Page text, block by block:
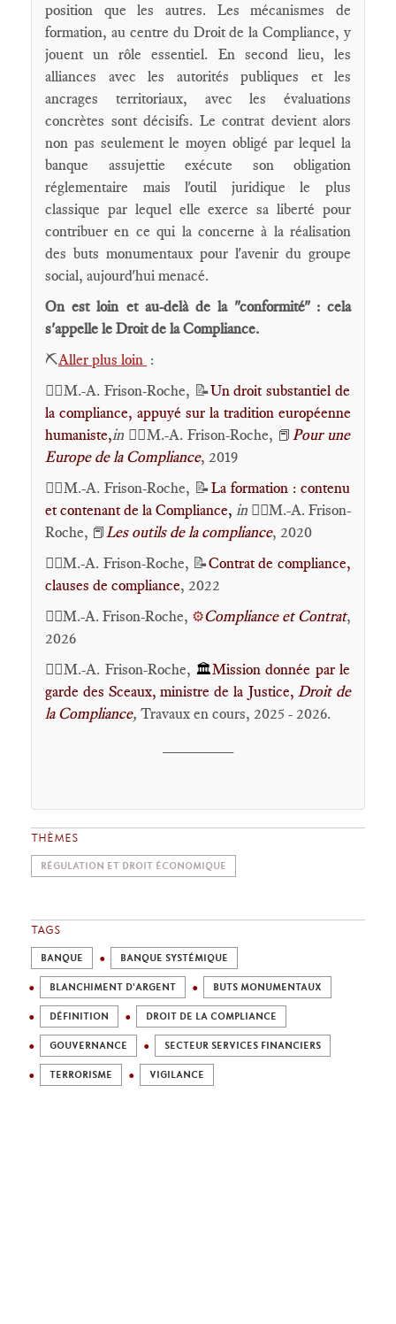
position que les autres. Les mécanismes de
formation, au centre du Droit de la Compliance, y
jouent un rôle essentiel. En second lieu, les
alliances avec les autorités publiques et les
ancrages territoriaux, avec les évaluations
concrètes sont décisifs. Le contrat devient alors
non pas seulement le moyen obligé par lequel la
banque assujettie exécute son obligation
réglementaire mais l'outil juridique le plus
classique par lequel elle exerce sa liberté pour
contribuer en ce qui la concerne à la réalisation
des buts monumentaux pour l'avenir du groupe
social, aujourd'hui menacé.
On est loin et au-delà de la "conformité" : cela
s'appelle le Droit de la Compliance.
⛏️Aller plus loin :
🕴🏻M.-A. Frison-Roche, 📝Un droit substantiel de
la compliance, appuyé sur la tradition européenne
humaniste,in 🕴🏻M.-A. Frison-Roche, 📕 Pour une
Europe de la Compliance, 2019
🕴🏻M.-A. Frison-Roche, 📝La formation : contenu
et contenant de la Compliance, in 🕴🏻M.-A. Frison-
Roche, 📕Les outils de la compliance, 2020
🕴🏻M.-A. Frison-Roche, 📝Contrat de compliance,
clauses de compliance, 2022
🕴🏻M.-A. Frison-Roche, ⚙️Compliance et Contrat,
2026
🕴🏻M.-A. Frison-Roche, 🏛️Mission donnée par le
garde des Sceaux, ministre de la Justice,Droit de
la Compliance, Travaux en cours, 2025 - 2026.
THÈMES
RÉGULATION ET DROIT ÉCONOMIQUE
TAGS
BANQUE BANQUE SYSTÉMIQUE
BLANCHIMENT D'ARGENT BUTS MONUMENTAUX
DÉFINITION DROIT DE LA COMPLIANCE
GOUVERNANCE SECTEUR SERVICES FINANCIERS
TERRORISME VIGILANCE